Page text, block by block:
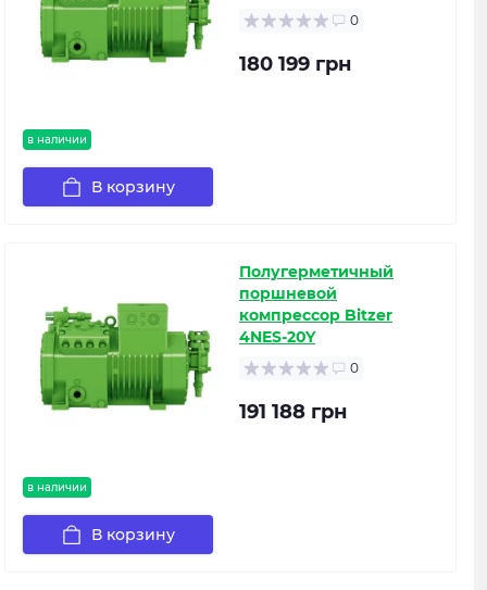
в наличии
0
180 199 грн
В корзину
в наличии
Полугерметичный
поршневой
компрессор Bitzer
4NES-20Y
0
191 188 грн
В корзину